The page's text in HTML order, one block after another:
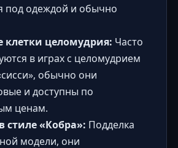
под одеждой и обычно
клетки целомудрия: Часто
в играх с целомудрием
обычно они
и доступны по
ценам.
стиле «Кобра»: Подделка
модели, они